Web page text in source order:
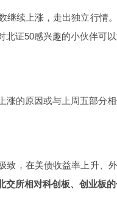
继续上涨，走出独立行情
北证50感兴趣的小伙伴可
涨的原因或与上周五部分相
致，在美债收益率上升、
交所相对科创板、创业板